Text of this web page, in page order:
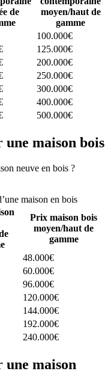
de
moyen/haut de
gamme
100.000€
125.000€
200.000€
250.000€
300.000€
400.000€
500.000€
maison bois
neuve en bois ?
maison en bois
Prix maison bois
moyen/haut de
gamme
48.000€
60.000€
96.000€
120.000€
144.000€
192.000€
240.000€
maison